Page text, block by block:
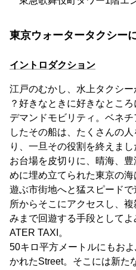
東京ウォータータクシー
イントロダクション
江戸のむかし、水上タクシ
？好きなときに好きなとこ
デマンドモビリティ。ベネ
したその船は、たくさんの
り、一旦その役割を終えまし
お台場を皮切りに、晴海、
めに埋め立てられた東京の海
遊ぶ市街地へと猛スピード
所からそこにアクセスし、
みまで回遊する手段として
ATER TAXI。
50キロ平方メートルにもお
かれたStreet。そこには新た